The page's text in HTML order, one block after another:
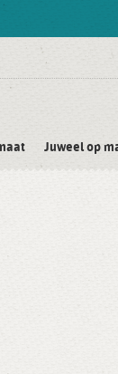
Juweel op